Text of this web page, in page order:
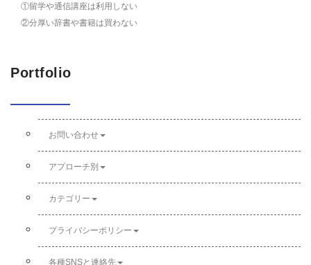
①留学や通信講座は利用しない
②分厚い辞書や書籍は買わない
Portfolio
お問い合わせ
アプローチ別
カテゴリー
プライバシーポリシー
各種SNSと連絡先